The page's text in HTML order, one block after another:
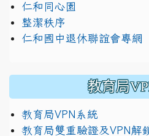
仁和同心園
整潔秩序
仁和國中退休聯誼會專網
教育局
教育局VPN系統
教育局雙重驗證及VPN解